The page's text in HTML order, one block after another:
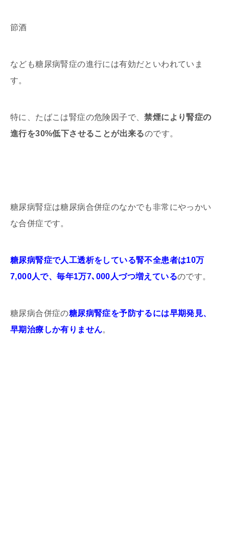
節酒
なども糖尿病腎症の進行には有効だといわれていま
す。
特に、たばこは腎症の危険因子で、禁煙により腎症の
進行を30%低下させることが出来るのです。
糖尿病腎症は糖尿病合併症のなかでも非常にやっかい
な合併症です。
糖尿病腎症で人工透析をしている腎不全患者は10万
7,000人で、毎年1万7､000人づつ増えているのです。
糖尿病合併症の糖尿病腎症を予防するには早期発見、
早期治療しか有りません。